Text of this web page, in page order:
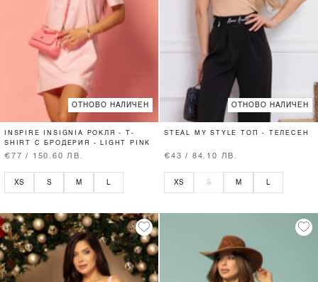
ОТНОВО НАЛИЧЕН
INSPIRE INSIGNIA РОКЛЯ - T-
SHIRT С БРОДЕРИЯ - LIGHT PINK
€77 / 150.60 ЛВ.
XS S M
ОТНОВО НАЛИЧЕН
STEAL MY STYLE ТОП - ТЕЛЕСЕН
€43 / 84.10 ЛВ.
XS S M